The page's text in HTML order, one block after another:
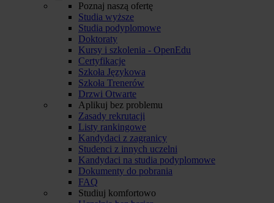
Poznaj naszą ofertę
Studia wyższe
Studia podyplomowe
Doktoraty
Kursy i szkolenia - OpenEdu
Certyfikacje
Szkoła Językowa
Szkoła Trenerów
Drzwi Otwarte
Aplikuj bez problemu
Zasady rekrutacji
Listy rankingowe
Kandydaci z zagranicy
Studenci z innych uczelni
Kandydaci na studia podyplomowe
Dokumenty do pobrania
FAQ
Studiuj komfortowo